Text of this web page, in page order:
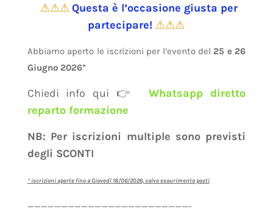
⚠⚠⚠ Questa è l’occasione giusta per
partecipare! ⚠⚠⚠
Abbiamo aperto le iscrizioni per l’evento del 25 e 26
Giugno 2026*
Chiedi info qui 👉 Whatsapp diretto
reparto formazione
NB: Per iscrizioni multiple sono previsti
degli SCONTI
* iscrizioni aperte fino a Giovedì 18/06/2026, salvo esaurimento posti
————————————————————————-